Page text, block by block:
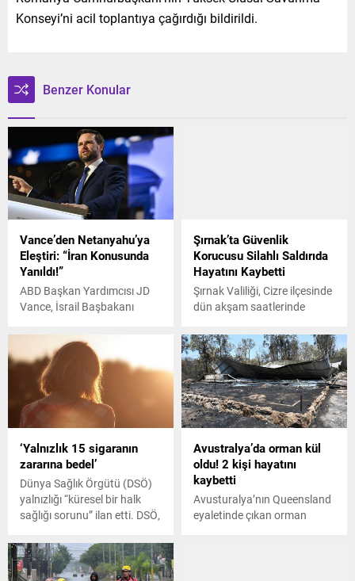
Konseyi’ni acil toplantıya çağırdığı bildirildi.
Benzer Konular
Vance’den Netanyahu’ya
Eleştiri: “İran Konusunda
Yanıldı!”
ABD Başkan Yardımcısı JD
Vance, İsrail Başbakanı
bazı konularda yanıldığını
belirterek, İsrail ile kimi
zaman uyuşmayan
çıkarlarımız var dedi.
Şırnak’ta Güvenlik
Korucusu Silahlı Saldırıda
Hayatını Kaybetti
Şırnak Valiliği, Cizre ilçesinde
dün akşam saatlerinde
saldırıda hayatını kaybeden
güvenlik korucusu Mustafa
Erdem ile ilgili yapılan ilk
incelemede olayın terör
saldırısı olduğunun
değerlendirildiğini belirtti.
Valilikten yapılan
açıklamada, "Olay ile ilgili çok
yönlü tahkikat
yapılmaktadır" ifadelerine yer
verildi.
‘Yalnızlık 15 sigaranın
zararına bedel’
Dünya Sağlık Örgütü (DSÖ)
yalnızlığı “küresel bir halk
sağlığı sorunu” ilan etti. DSÖ,
için 11 kişilik uluslararası bir
komisyon kurdu
Avustralya’da orman kül
oldu! 2 kişi hayatını
kaybetti
Avusturalya’nın Queensland
eyaletinde çıkan orman